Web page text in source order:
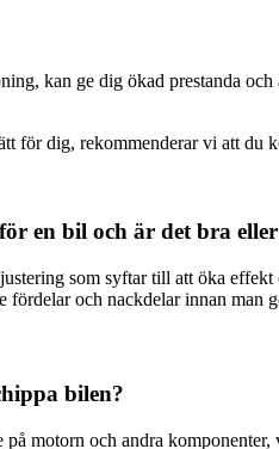
kan ge dig ökad prestanda
för dig, rekommenderar vi att du
en bil och är det bra
som syftar till att öka
fördelar och nackdelar innan man
bilen?
motorn och andra